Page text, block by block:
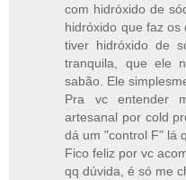
com hidróxido de
hidróxido que faz os
tiver hidróxido de
tranquila, que ele
sabão. Ele
Pra vc entender
artesanal por cold
dá um "control F" lá
Fico feliz por vc
qq dúvida, é só me